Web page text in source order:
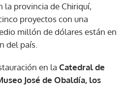
la provincia de Chiriquí,
proyectos con una
millón de dólares están en
del país.
en la Catedral de
José de Obaldía, los